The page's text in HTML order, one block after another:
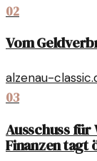
02
Vom
alzenau-
03
Ausschuss
Finanzen tagt